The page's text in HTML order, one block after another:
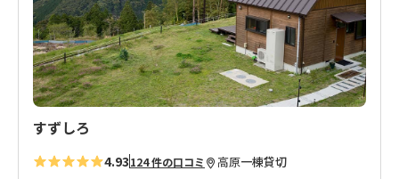
宿」に変更となりました。
追
加
すずしろ
4.93124 件の口コミ 高原一棟貸切